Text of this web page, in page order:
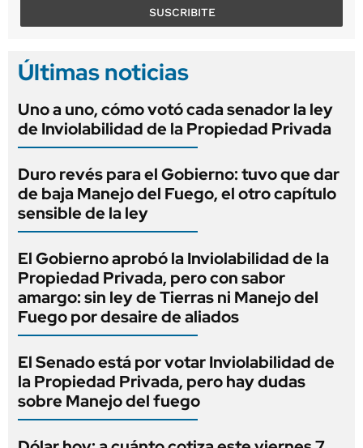
SUSCRIBITE
Últimas noticias
Uno a uno, cómo votó cada senador la ley
de Inviolabilidad de la Propiedad Privada
Duro revés para el Gobierno: tuvo que dar
de baja Manejo del Fuego, el otro capítulo
sensible de la ley
El Gobierno aprobó la Inviolabilidad de la
Propiedad Privada, pero con sabor
amargo: sin ley de Tierras ni Manejo del
Fuego por desaire de aliados
El Senado está por votar Inviolabilidad de
la Propiedad Privada, pero hay dudas
sobre Manejo del fuego